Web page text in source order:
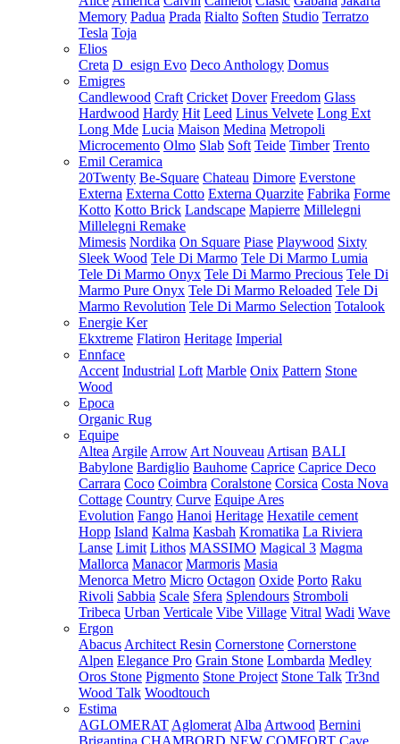
Memory Padua Prada Rialto Soften Studio Terratzo
Tesla Toja
Elios
Creta D_esign Evo Deco Anthology Domus
Emigres
Candlewood Craft Cricket Dover Freedom Glass
Hardwood Hardy Hit Leed Linus Velvete Long Ext
Long Mde Lucia Maison Medina Metropoli
Microcemento Olmo Slab Soft Teide Timber Trento
Emil Ceramica
20Twenty Be-Square Chateau Dimore Everstone
Externa Externa Cotto Externa Quarzite Fabrika Forme
Kotto Kotto Brick Landscape Mapierre Millelegni
Millelegni Remake
Mimesis Nordika On Square Piase Playwood Sixty
Sleek Wood Tele Di Marmo Tele Di Marmo Lumia
Tele Di Marmo Onyx Tele Di Marmo Precious Tele Di
Marmo Pure Onyx Tele Di Marmo Reloaded Tele Di
Marmo Revolution Tele Di Marmo Selection Totalook
Energie Ker
Ekxtreme Flatiron Heritage Imperial
Ennface
Accent Industrial Loft Marble Onix Pattern Stone
Wood
Epoca
Organic Rug
Equipe
Altea Argile Arrow Art Nouveau Artisan BALI
Babylone Bardiglio Bauhome Caprice Caprice Deco
Carrara Coco Coimbra Coralstone Corsica Costa Nova
Cottage Country Curve Equipe Ares
Evolution Fango Hanoi Heritage Hexatile cement
Hopp Island Kalma Kasbah Kromatika La Riviera
Lanse Limit Lithos MASSIMO Magical 3 Magma
Mallorca Manacor Marmoris Masia
Menorca Metro Micro Octagon Oxide Porto Raku
Rivoli Sabbia Scale Sfera Splendours Stromboli
Tribeca Urban Verticale Vibe Village Vitral Wadi Wave
Ergon
Abacus Architect Resin Cornerstone Cornerstone
Alpen Elegance Pro Grain Stone Lombarda Medley
Oros Stone Pigmento Stone Project Stone Talk Tr3nd
Wood Talk Woodtouch
Estima
AGLOMERAT Aglomerat Alba Artwood Bernini